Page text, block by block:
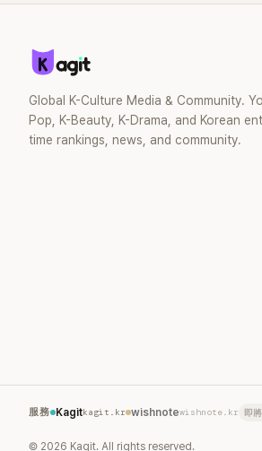
Global K-Culture Media & Community.
Pop, K-Beauty, K-Drama, and Korean
time rankings, news, and community.
服務 Kagitkagit.kr wishnotewishnote.kr 即
© 2026 Kagit. All rights reserved.